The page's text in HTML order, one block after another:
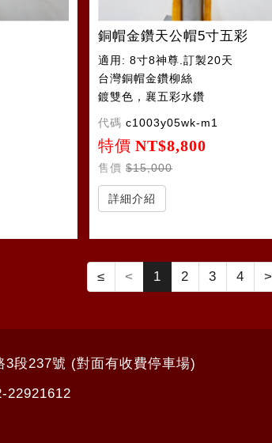
銅帽金鑽天公帽5寸五彩
適用: 8寸8神尊.訂製20天
台灣銅帽金鑽柳絲
鍍雙色，襄五彩水鑽
代碼 c1003y05wk-m1
特價 NT$8,800
售價 $15,000
詳細介紹
≤ < 1 2 3 4 >
段237號 (對面有收費停車場)
22921612